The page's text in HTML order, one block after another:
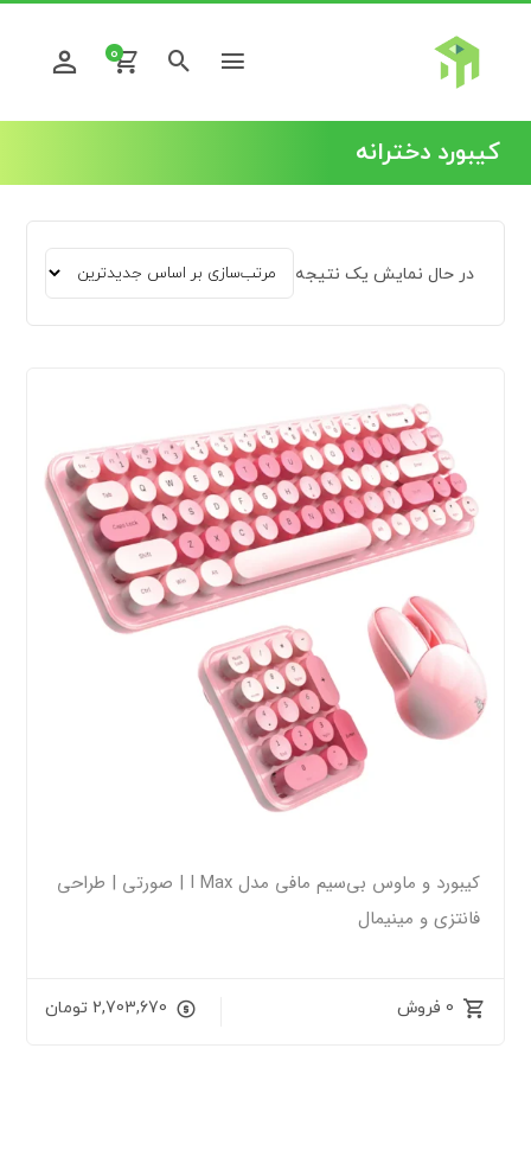
0
کیبورد دخترانه
در حال نمایش یک نتیجه
کیبورد و ماوس بی‌سیم مافی مدل I Max | صورتی | طراحی
فانتزی و مینیمال
0 فروش 2,703,670 تومان